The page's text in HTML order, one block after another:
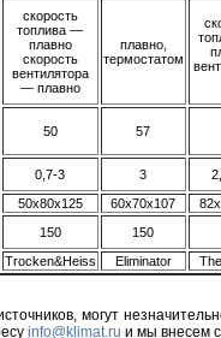
скорость
топлива —
плавно
скорость
вентилятора
— плавно
плавно,
термостатом
50 57
0,7-3 3
50х80х125 60х70х107
150
150
Trocken&Heiss Eliminator
могут
info@klimat.ru и мы внесем